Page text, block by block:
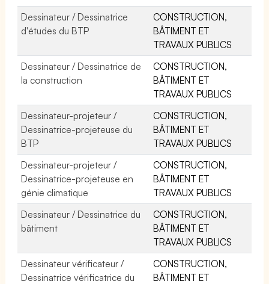
Dessinateur / Dessinatrice
d'études du BTP
CONSTRUCTION,
BÂTIMENT ET
TRAVAUX PUBLICS
Dessinateur / Dessinatrice de
la construction
CONSTRUCTION,
BÂTIMENT ET
TRAVAUX PUBLICS
Dessinateur-projeteur /
Dessinatrice-projeteuse du
BTP
CONSTRUCTION,
BÂTIMENT ET
TRAVAUX PUBLICS
Dessinateur-projeteur /
Dessinatrice-projeteuse en
génie climatique
CONSTRUCTION,
BÂTIMENT ET
TRAVAUX PUBLICS
Dessinateur / Dessinatrice du
bâtiment
CONSTRUCTION,
BÂTIMENT ET
TRAVAUX PUBLICS
Dessinateur vérificateur /
Dessinatrice vérificatrice du
CONSTRUCTION,
BÂTIMENT ET